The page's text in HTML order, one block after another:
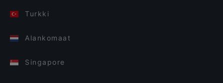
Turkki
Alankomaat
Singapore